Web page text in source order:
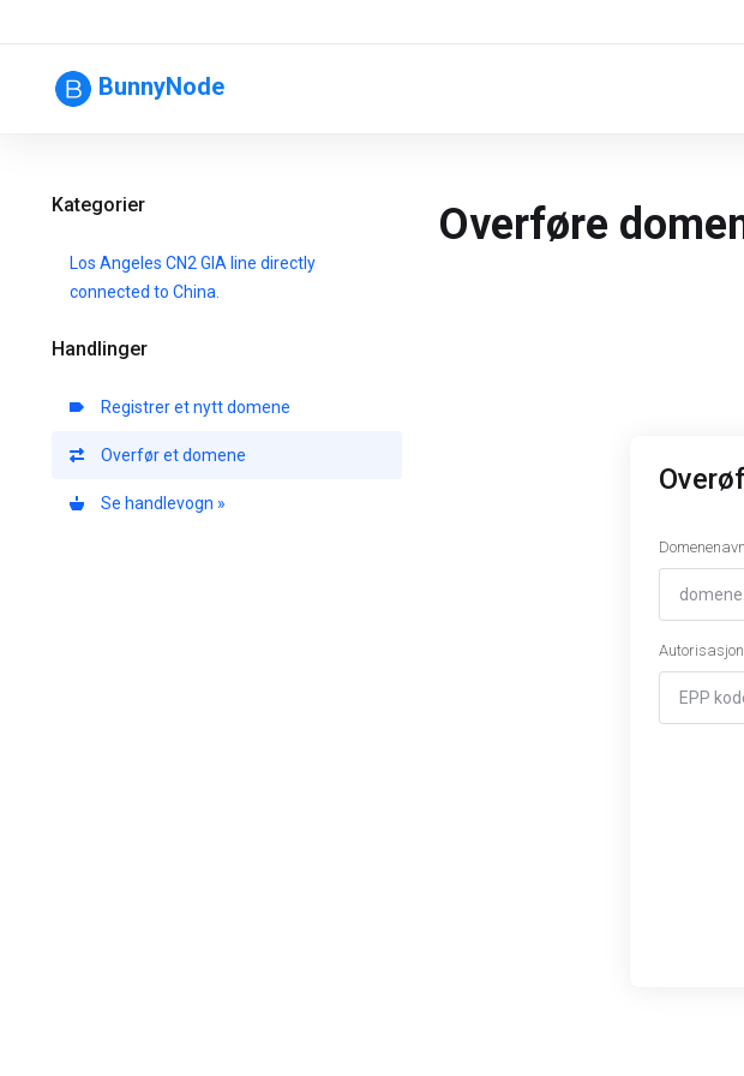
BunnyNode
Kategorier
Los Angeles CN2 GIA line directly
connected to China.
Handlinger
Registrer et nytt domene
Overfør et domene
Se handlevogn »
Overføre
Domenenavn